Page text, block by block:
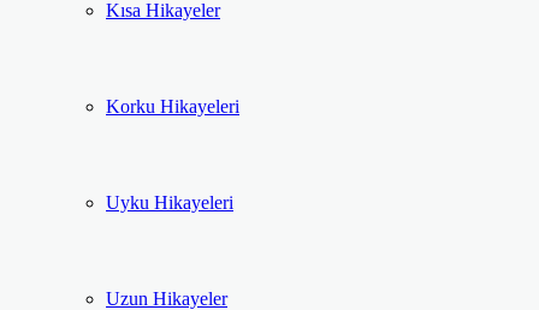
Kısa Hikayeler
Korku Hikayeleri
Uyku Hikayeleri
Uzun Hikayeler